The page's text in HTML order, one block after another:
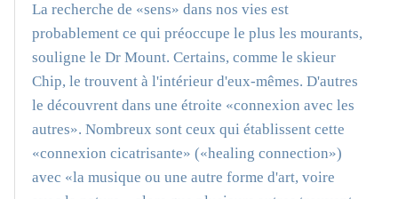
La recherche de «sens» dans nos vies est
probablement ce qui préoccupe le plus les mourants,
souligne le Dr Mount. Certains, comme le skieur
Chip, le trouvent à l'intérieur d'eux-mêmes. D'autres
le découvrent dans une étroite «connexion avec les
autres». Nombreux sont ceux qui établissent cette
«connexion cicatrisante» («healing connection»)
avec «la musique ou une autre forme d'art, voire